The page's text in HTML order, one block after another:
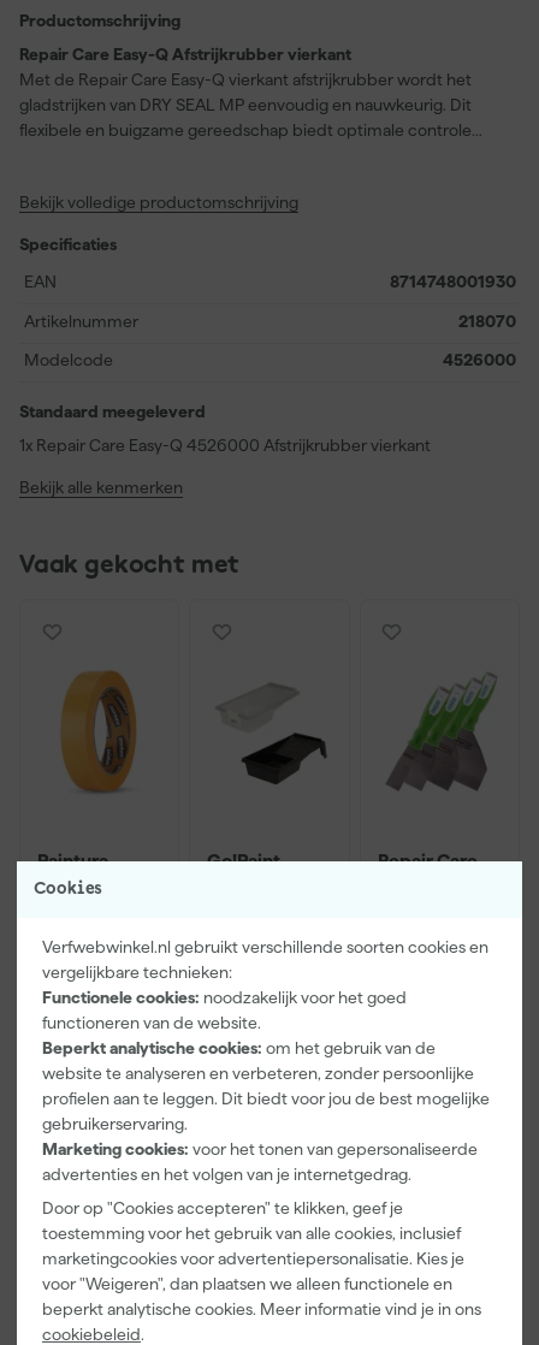
Cookies
Verfwebwinkel.nl gebruikt verschillende soorten cookies en
vergelijkbare technieken:
Functionele cookies: noodzakelijk voor het goed
functioneren van de website.
Beperkt analytische cookies: om het gebruik van de
website te analyseren en verbeteren, zonder persoonlijke
profielen aan te leggen. Dit biedt voor jou de best mogelijke
gebruikerservaring.
Marketing cookies: voor het tonen van gepersonaliseerde
advertenties en het volgen van je internetgedrag.
Door op "Cookies accepteren" te klikken, geef je
toestemming voor het gebruik van alle cookies, inclusief
marketingcookies voor advertentiepersonalisatie. Kies je
voor "Weigeren", dan plaatsen we alleen functionele en
beperkt analytische cookies. Meer informatie vind je in ons
cookiebeleid.
Productomschrijving
Repair Care Easy-Q Afstrijkrubber vierkant
Met de Repair Care Easy-Q vierkant afstrijkrubber wordt het
gladstrijken van DRY SEAL MP eenvoudig en nauwkeurig. Dit
flexibele en buigzame gereedschap biedt optimale controle
werkt aan kleine details of grotere oppervlakken bij het
moeiteloos aan de klus aan. Het rubber is na gebruik gemakkelijk
schoon te maken, zodat je het probleemloos opnieuw kunt
over een handig gereedschap dat niet alleen het eindresultaat
van je reparatiewerk verbetert, maar ook efficiënt gebruik
Bekijk volledige productomschrijving
Specificaties
EAN
8714748001930
Artikelnummer 218070
Modelcode 4526000
Standaard meegeleverd
1x Repair Care Easy-Q 4526000 Afstrijkrubber vierkant
Bekijk alle kenmerken
Vaak gekocht met
Paintura
Lucamax
Morgen
bezorgd
Adviesprijs
99
Go!Paint
15 x 32 cm + 5
inzetbakken
Morgen
Repair Care
Morgen
incl. BTW